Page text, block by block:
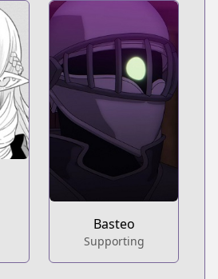
Basteo
Supporting